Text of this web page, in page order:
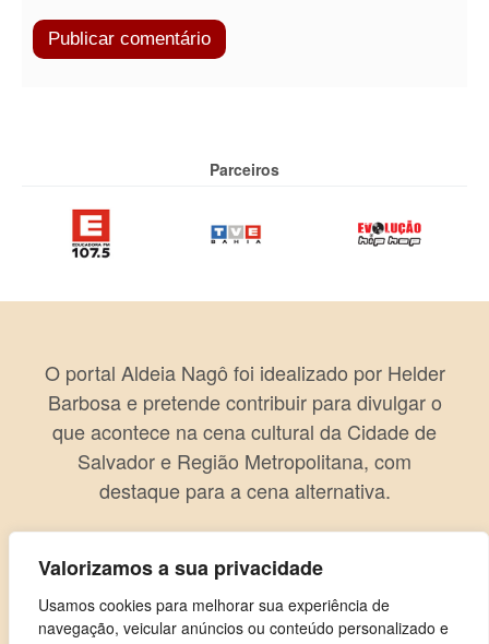
Valorizamos a sua privacidade
Usamos cookies para melhorar sua experiência de
navegação, veicular anúncios ou conteúdo personalizado e
Parceiros
O portal Aldeia Nagô foi idealizado por Helder
Barbosa e pretende contribuir para divulgar o
que acontece na cena cultural da Cidade de
Salvador e Região Metropolitana, com
destaque para a cena alternativa.